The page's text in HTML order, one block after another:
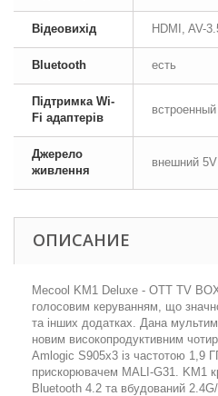
Відеовихід HDMI, AV-
Bluetooth есть
Підтримка Wi-
Fi адаптерів
встроенный
Джерело
живлення
внешний 5V
ОПИСАНИЕ
Mecool KM1 Deluxe - OTT TV
голосовим керуванням, що
та інших додатках. Дана
новим високопродуктивним
Amlogic S905x3 із частотою 1,9
прискорювачем MALI-G31. KM1
Bluetooth 4.2 та вбудований